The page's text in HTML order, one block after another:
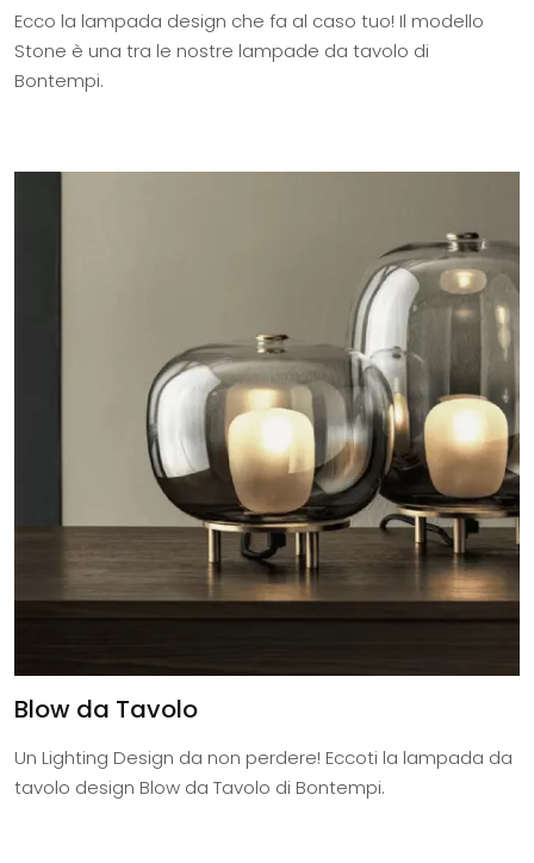
Ecco la lampada design che fa al caso tuo! Il modello
Stone è una tra le nostre lampade da tavolo di
Bontempi.
Blow da Tavolo
Un Lighting Design da non perdere! Eccoti la lampada da
tavolo design Blow da Tavolo di Bontempi.